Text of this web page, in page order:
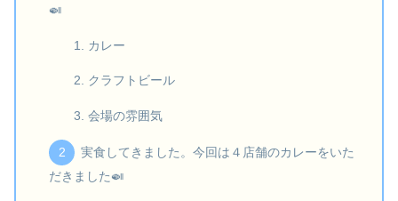
🍛
カレー
クラフトビール
会場の雰囲気
実食してきました。今回は４店舗のカレーをいた
だきました🍛